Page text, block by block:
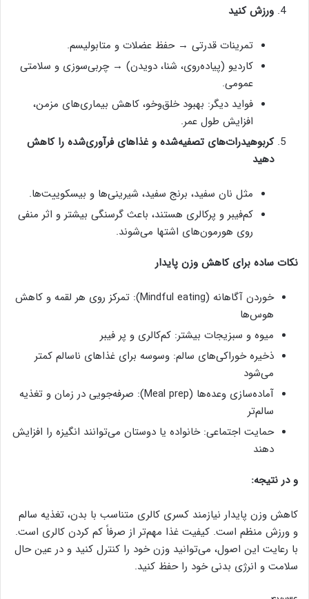
ورزش کنید
تمرینات قدرتی → حفظ عضلات و متابولیسم.
کاردیو (پیاده‌روی، شنا، دویدن) → چربی‌سوزی و سلامتی
عمومی.
فواید دیگر: بهبود خلق‌وخو، کاهش بیماری‌های مزمن،
افزایش طول عمر.
کربوهیدرات‌های تصفیه‌شده و غذاهای فرآوری‌شده را کاهش
دهید
مثل نان سفید، برنج سفید، شیرینی‌ها و بیسکوییت‌ها.
کم‌فیبر و پرکالری هستند، باعث گرسنگی بیشتر و اثر منفی
روی هورمون‌های اشتها می‌شوند.
نکات ساده برای کاهش وزن پایدار
خوردن آگاهانه (Mindful eating): تمرکز روی هر لقمه و کاهش
هوس‌ها
میوه و سبزیجات بیشتر: کم‌کالری و پر فیبر
ذخیره خوراکی‌های سالم: وسوسه برای غذاهای ناسالم کمتر
می‌شود
آماده‌سازی وعده‌ها (Meal prep): صرفه‌جویی در زمان و تغذیه
سالم‌تر
حمایت اجتماعی: خانواده یا دوستان می‌توانند انگیزه را افزایش
دهند
و در نتیجه:
کاهش وزن پایدار نیازمند کسری کالری متناسب با بدن، تغذیه سالم
و ورزش منظم است. کیفیت غذا مهم‌تر از صرفاً کم کردن کالری است.
با رعایت این اصول، می‌توانید وزن خود را کنترل کنید و در عین حال
سلامت و انرژی بدنی خود را حفظ کنید.